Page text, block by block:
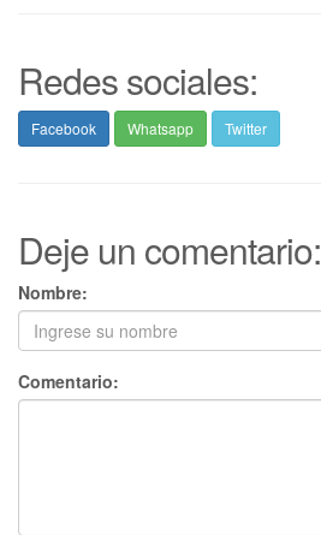
Redes sociales:
Facebook Whatsapp Twitter
Deje un comentario:
Nombre:
Comentario: